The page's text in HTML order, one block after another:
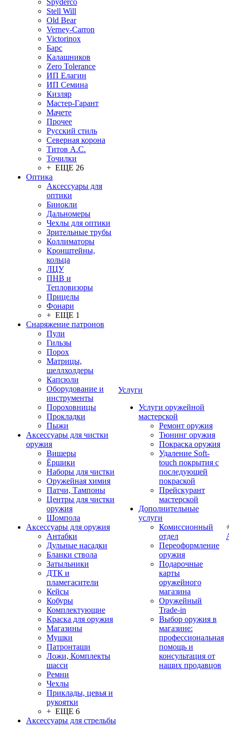
Spyderco
Stell Will
Old Bear
Verney-Carron
Victorinox
Барс
Калашников
Zero Tolerance
ИП Елагин
ИП Семина
Кизляр
Мастер-Гарант
Мачете
Прочее
Русский стиль
Северная корона
Титов А.С.
Точилки
+ ЕЩЕ 26
Оптика
Аксессуары для
оптики
Бинокли
Дальномеры
Чехлы для оптики
Зрительные трубы
Коллиматоры
Кронштейны,
кольца
ЛЦУ
ПНВ и
Тепловизоры
Прицелы
Фонари
+ ЕЩЕ 1
Снаряжение патронов
Пули
Гильзы
Порох
Матрицы,
шеллхолдеры
Капсюли
Оборудование и
инструменты
Пороховницы
Прокладки
Пыжи
Аксессуары для чистки
оружия
Вишеры
Ёршики
Наборы для чистки
Оружейная химия
Патчи, Тампоны
Центры для чистки
оружия
Шомпола
Аксессуары для оружия
Антабки
Дульные насадки
Бланки ствола
Затыльники
ДТК и
пламегасители
Кейсы
Кобуры
Комплектующие
Краска для оружия
Магазины
Мушки
Патронташи
Ложи, Комплекты
шасси
Ремни
Чехлы
Приклады, цевья и
рукоятки
+ ЕЩЕ 6
Аксессуары для стрельбы
Услуги
Услуги оружейной
мастерской
Ремонт оружия
Тюнинг оружия
Покраска оружия
Удаление Soft-
touch покрытия с
последующей
покраской
Прейскурант
мастерской
Дополнительные
услуги
Комиссионный
отдел
Переоформление
оружия
Подарочные
карты
оружейного
магазина
Оружейный
Trade-in
Выбор оружия в
магазине:
профессиональная
помощь и
консультация от
наших продавцов